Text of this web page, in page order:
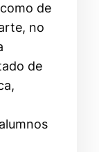
de
no
de